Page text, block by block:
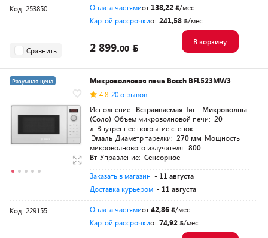
Код: 253850 Оплата частямиот 138,22
/мес
Картой рассрочкиот241,58 /мес
Сравнить 2 899.00
В корзину
Разумная цена
Микроволновая печь Bosch BFL523MW3
4.8 20 отзывов
Исполнение: Встраиваемая Тип: Микроволны
(Соло) Объем микроволновой печи: 20
л Внутреннее покрытие стенок:
Эмаль Диаметр тарелки: 270 мм Мощность
микроволнового излучателя: 800
Вт Управление: Сенсорное
Заказать в магазин - 11 августа
Доставка курьером - 11 августа
Код: 229155 Оплата частямиот42,86
/мес
Картой рассрочкиот74,92 /мес